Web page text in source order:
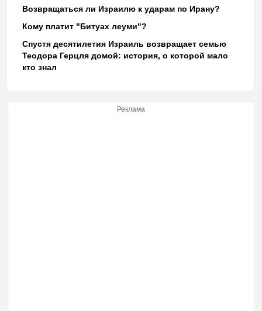
Возвращаться ли Израилю к ударам по Ирану?
Кому платит "Битуах леуми"?
Спустя десятилетия Израиль возвращает семью
Теодора Герцля домой: история, о которой мало
кто знал
Реклама